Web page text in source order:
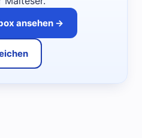
ansehen →